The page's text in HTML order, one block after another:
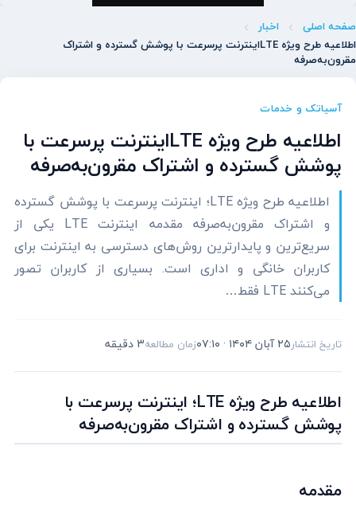
صفحه اصلی
اخبار
اطلاعیه طرح ویژه LTEاینترنت پرسرعت با پوشش گسترده و اشتراک
مقرون‌به‌صرفه
آسیاتک و خدمات
اطلاعیه طرح ویژه LTEاینترنت پرسرعت با
پوشش گسترده و اشتراک مقرون‌به‌صرفه
اطلاعیه طرح ویژه LTE؛ اینترنت پرسرعت با پوشش گسترده
و اشتراک مقرون‌به‌صرفه مقدمه اینترنت LTE یکی از
سریع‌ترین و پایدارترین روش‌های دسترسی به اینترنت برای
کاربران خانگی و اداری است. بسیاری از کاربران تصور
می‌کنند LTE فقط…
تاریخ انتشار۲۵ آبان ۱۴۰۴ · ۰۷:۱۰ زمان مطالعه3 دقیقه
اطلاعیه طرح ویژه LTE؛ اینترنت پرسرعت با
پوشش گسترده و اشتراک مقرون‌به‌صرفه
مقدمه